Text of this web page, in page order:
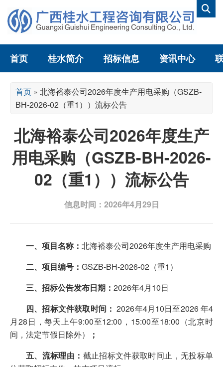
首页 桂水简介 招标信息 资讯中心
首页 » 北海裕泰公司2026年度生产用电采购（GSZB-
BH-2026-02（重1））流标公告
北海裕泰公司2026年度生产
用电采购（GSZB-BH-2026-
02（重1））流标公告
信息时间：2026年4月29日
一、 项目名称： 北海裕泰公司2026年度生产用电采购
二、 项目编号： GSZB-BH-2026-02（重1）
三、招标公告发布日期： 2026年4月10日
四、招标文件获取时间： 2026年4月10日至2026 年4
月28日，每天上午9:00至12:00，15:00至18:00（北京时
间，法定节假日除外）
；
五、 流标理由： 截止招标文件获取时间止，无投标单